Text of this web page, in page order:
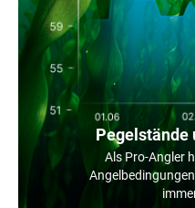
Pegelstände
Als Pro-Angler